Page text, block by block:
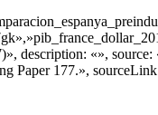
description: «»,
Paper 177.»,